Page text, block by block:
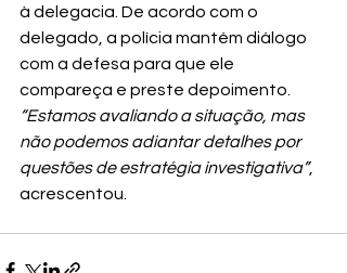
à delegacia. De acordo com o
delegado, a polícia mantém diálogo
com a defesa para que ele
compareça e preste depoimento.
“Estamos avaliando a situação, mas
não podemos adiantar detalhes por
questões de estratégia investigativa”,
acrescentou.